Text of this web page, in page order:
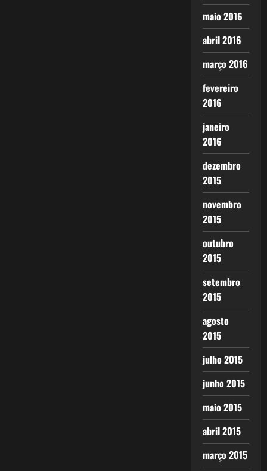
maio 2016
abril 2016
março 2016
fevereiro
2016
janeiro
2016
dezembro
2015
novembro
2015
outubro
2015
setembro
2015
agosto
2015
julho 2015
junho 2015
maio 2015
abril 2015
março 2015